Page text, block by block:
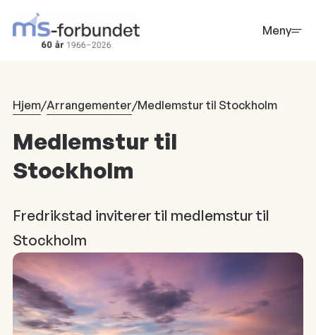
hovedinnhold
Meny
Hjem/Arrangementer/Medlemstur til Stockholm
Medlemstur til
Stockholm
Fredrikstad inviterer til medlemstur til
Stockholm